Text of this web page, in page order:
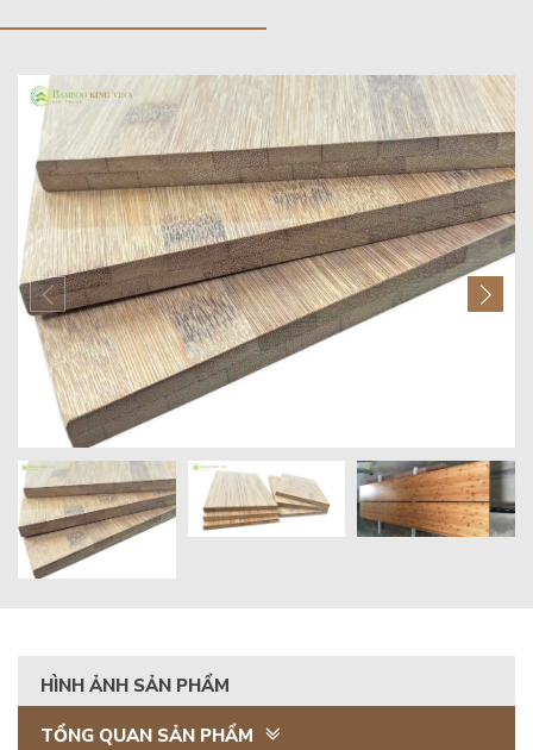
HÌNH ẢNH SẢN PHẨM
TỔNG QUAN SẢN PHẨM